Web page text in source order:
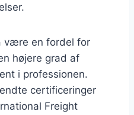
være en fordel for
højere grad af
i professionen.
certificeringer
Freight